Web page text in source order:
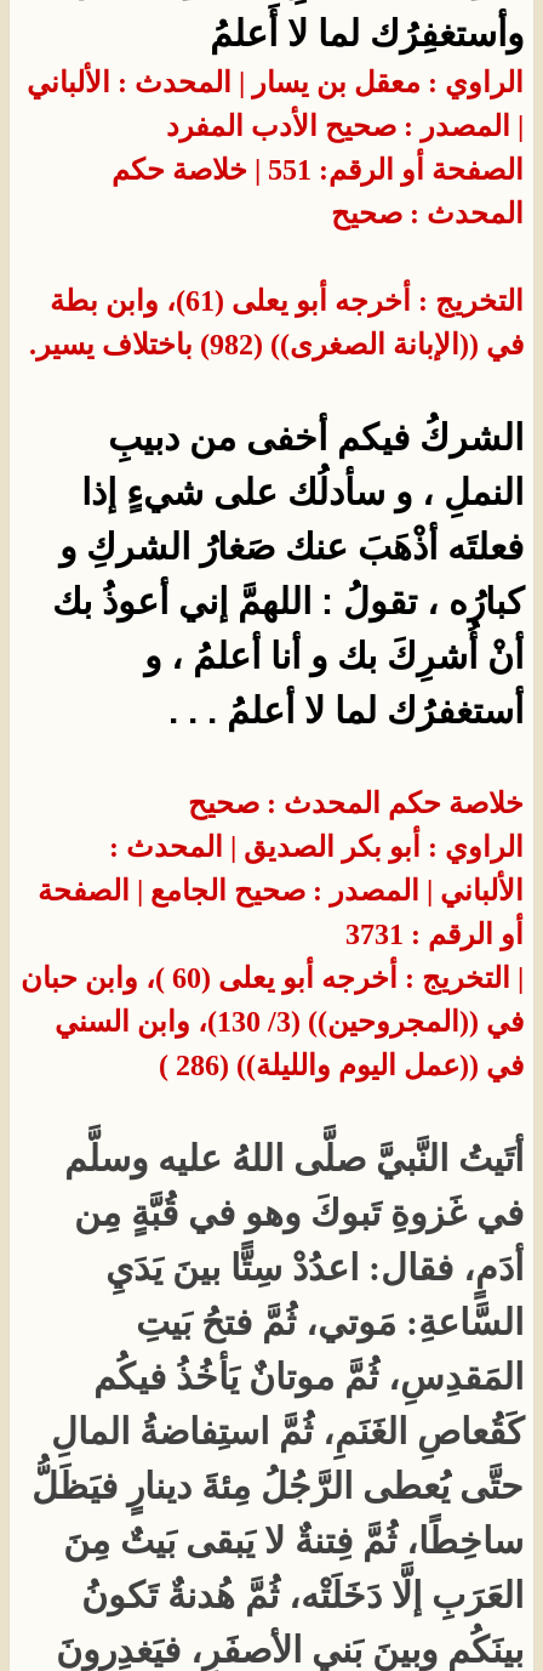
وأستغفِرُك لما لا أَعلمُ
الراوي : معقل بن يسار | المحدث : الألباني
| المصدر : صحيح الأدب المفرد
الصفحة أو الرقم: 551 | خلاصة حكم
المحدث : صحيح
التخريج : أخرجه أبو يعلى (61)، وابن بطة
في ((الإبانة الصغرى)) (982) باختلاف يسير.
الشركُ فيكم أخفى من دبيبِ
النملِ ، و سأدلُك على شيءٍ إذا
فعلتَه أذْهَبَ عنك صَغارُ الشركِ و
كبارُه ، تقولُ : اللهمَّ إني أعوذُ بك
أنْ أُشرِكَ بك و أنا أعلمُ ، و
أستغفرُك لما لا أعلمُ . . .
خلاصة حكم المحدث : صحيح
الراوي : أبو بكر الصديق | المحدث :
الألباني | المصدر : صحيح الجامع | الصفحة
أو الرقم : 3731
| التخريج : أخرجه أبو يعلى (60 )، وابن حبان
في ((المجروحين)) (3/ 130)، وابن السني
في ((عمل اليوم والليلة)) (286 )​
أتَيتُ النَّبيَّ صلَّى اللهُ عليه وسلَّم
في غَزوةِ تَبوكَ وهو في قُبَّةٍ مِن
أدَمٍ، فقال: اعدُدْ سِتًّا بينَ يَدَيِ
السَّاعةِ: مَوتي، ثُمَّ فتحُ بَيتِ
المَقدِسِ، ثُمَّ موتانٌ يَأخُذُ فيكُم
كَقُعاصِ الغَنَمِ، ثُمَّ استِفاضةُ المالِ
حتَّى يُعطى الرَّجُلُ مِئةَ دينارٍ فيَظَلُّ
ساخِطًا، ثُمَّ فِتنةٌ لا يَبقى بَيتٌ مِنَ
العَرَبِ إلَّا دَخَلَتْه، ثُمَّ هُدنةٌ تَكونُ
بينَكُم وبينَ بَني الأصفَرِ، فيَغدِرونَ